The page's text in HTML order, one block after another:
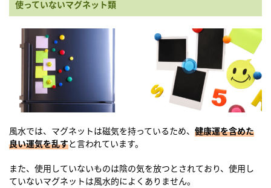
使っていないマグネット類
風水では、マグネットは磁気を持っているため、 健康運を含めた
良い運気を乱すと言われています。
また、使用していないものは陰の気を放つとされており、使用し
ていないマグネットは風水的によくありません。